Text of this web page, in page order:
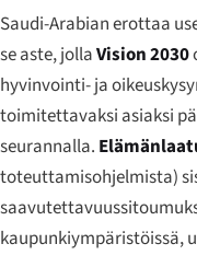
Saudi-Arabian erottaa
se aste, jollaVision 2030
hyvinvointi- ja
toimitettavaksi asiaksi
seurannalla.
toteuttamisohjelmista)
kaupunkiympäristöissä,